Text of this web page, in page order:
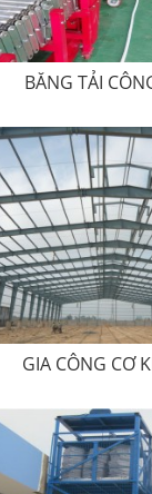
BĂNG TẢI
GIA CÔNG CƠ